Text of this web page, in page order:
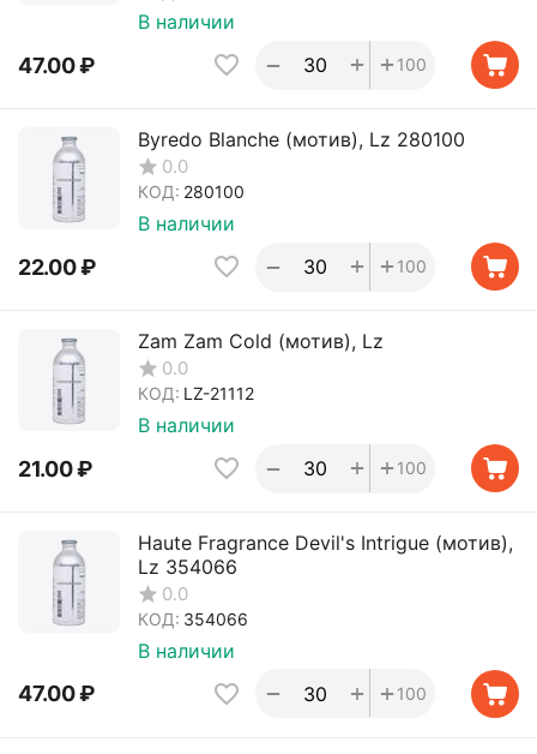
В наличии
47.00₽ + 100
+
−
Byredo Blanche (мотив), Lz 280100
0.0
КОД: 280100
В наличии
22.00₽ + 100
+
−
Zam Zam Cold (мотив), Lz
0.0
КОД: LZ-21112
В наличии
21.00₽ + 100
+
−
Haute Fragrance Devil's Intrigue (мотив),
Lz 354066
0.0
КОД: 354066
В наличии
47.00₽ + 100
+
−